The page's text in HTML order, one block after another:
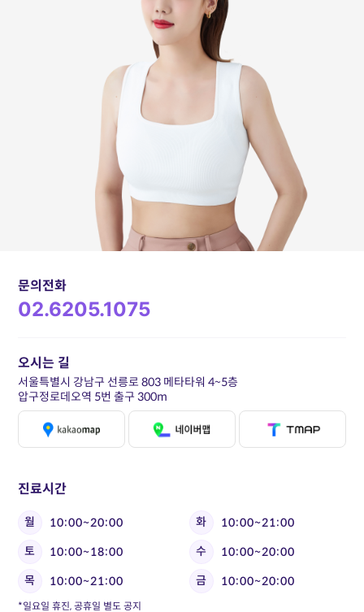
문의전화
02.6205.1075
진료시간
월 10:00~20:00 화
10:00~21:00
토
10:00~18:00 수
10:00~20:00
목
10:00~21:00 금 10:00~20:00
*일요일 휴진, 공휴일 별도 공지
오시는 길
서울특별시 강남구 선릉로 803 메타타워 4~5층
압구정로데오역 5번 출구 300m